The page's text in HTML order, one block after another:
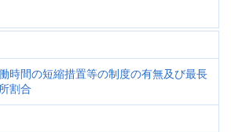
時間の短縮措置等の制度の有無及び最長
割合